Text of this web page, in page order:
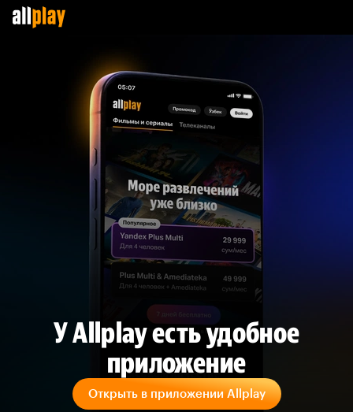
У Allplay есть удобное
приложение
Открыть в приложении Allplay